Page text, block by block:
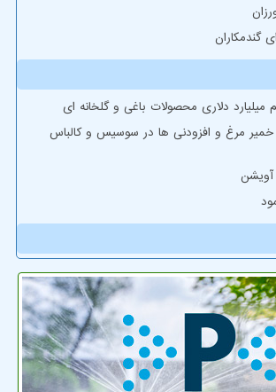
گندمکاران
خمیر مرغ و افزودنی ها در سوسیس و کالباس